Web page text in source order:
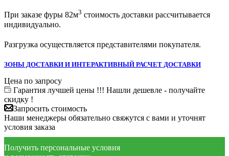
При заказе фуры 82м3 стоимость доставки рассчитывается
индивидуально.
Разгрузка осуществляется представителями покупателя.
ЗОНЫ ДОСТАВКИ И ИНТЕРАКТИВНЫЙ РАСЧЕТ ДОСТАВКИ
Цена по запросу
Гарантия лучшей цены !!! Нашли дешевле - получайте
скидку !
Запросить стоимость
Наши менеджеры обязательно свяжутся с вами и уточнят
условия заказа
Получить персональные условия